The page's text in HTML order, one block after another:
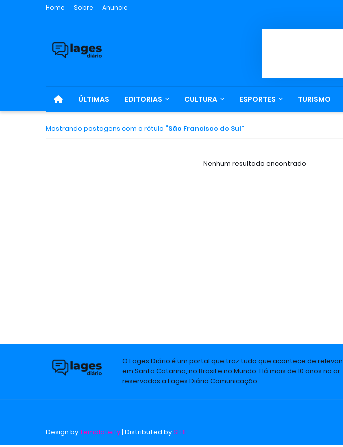
Home Sobre Anuncie
ÚLTIMAS EDITORIAS CULTURA ESPORTES TURISMO
Mostrando postagens com o rótulo São Francisco do Sul
Nenhum resultado encontrado
O Lages Diário é um portal que traz tudo que acontece de
em Santa Catarina, no Brasil e no Mundo. Há mais de 10 anos no
reservados a Lages Diário Comunicação
Design byTemplateify| Distributed bySEBI